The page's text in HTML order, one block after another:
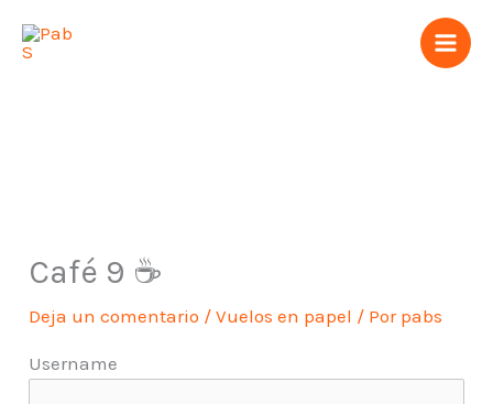
Café 9 ☕
Deja un comentario /Vuelos en papel / Por pabs
Username